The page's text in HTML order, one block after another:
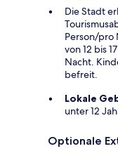
Die Stadt
Person/pro
von 12 bis
Nacht.
befreit.
Lokale
unter 12
Optionale